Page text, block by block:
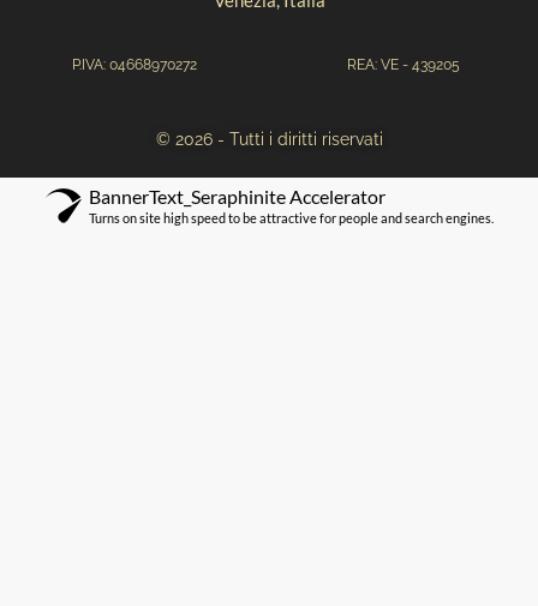
P.IVA: 04668970272
© 2026 - Tutti i diritti riservati
REA: VE - 439205
BannerText_Seraphinite Accelerator
Turns on site high speed to be attractive for people and search engines.